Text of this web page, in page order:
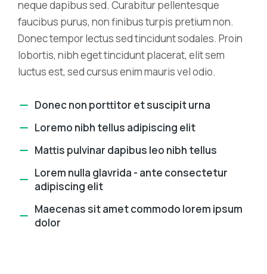
neque dapibus sed. Curabitur pellentesque
faucibus purus, non finibus turpis pretium non.
Donec tempor lectus sed tincidunt sodales. Proin
lobortis, nibh eget tincidunt placerat, elit sem
luctus est, sed cursus enim mauris vel odio.
Donec non porttitor et suscipit urna
Loremo nibh tellus adipiscing elit
Mattis pulvinar dapibus leo nibh tellus
Lorem nulla glavrida - ante consectetur
adipiscing elit
Maecenas sit amet commodo lorem ipsum
dolor